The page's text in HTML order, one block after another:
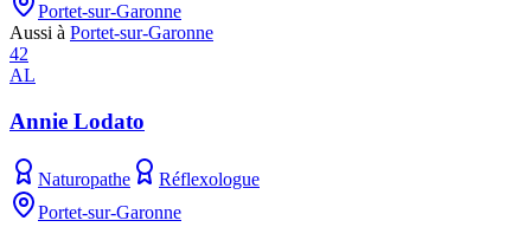
Portet-sur-Garonne
Aussi à Portet-sur-Garonne
42
AL
Annie Lodato
Naturopathe
Réflexologue
Portet-sur-Garonne